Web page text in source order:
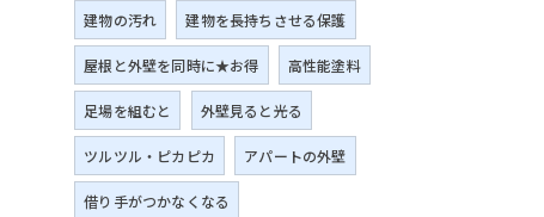
建物の汚れ 建物を長持ちさせる保護
屋根と外壁を同時に★お得 高性能塗料
足場を組むと 外壁見ると光る
ツルツル・ピカピカ アパートの外壁
借り手がつかなくなる